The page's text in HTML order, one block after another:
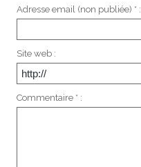
Adresse email (non publiée) * :
Site web :
Commentaire * :